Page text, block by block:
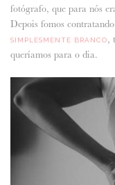
fotógrafo, que para nós
Depois fomos
SIMPLESMENTE BRANCO,
queríamos para o dia.